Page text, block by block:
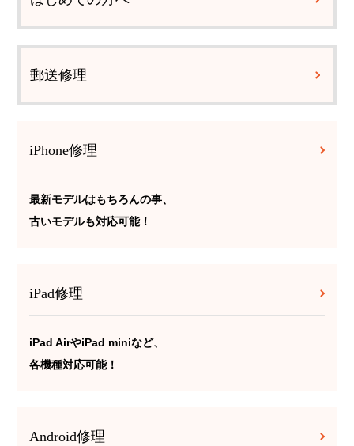
郵送修理
iPhone修理
最新モデルはもちろんの事、
古いモデルも対応可能！
iPad修理
iPad AirやiPad miniなど、
各機種対応可能！
Android修理